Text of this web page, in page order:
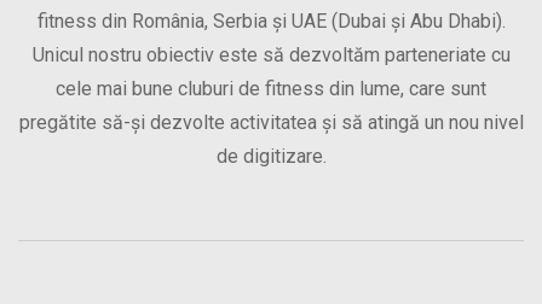
fitness din România, Serbia și UAE (Dubai și Abu Dhabi).
Unicul nostru obiectiv este să dezvoltăm parteneriate cu
cele mai bune cluburi de fitness din lume, care sunt
pregătite să-și dezvolte activitatea și să atingă un nou nivel
de digitizare.